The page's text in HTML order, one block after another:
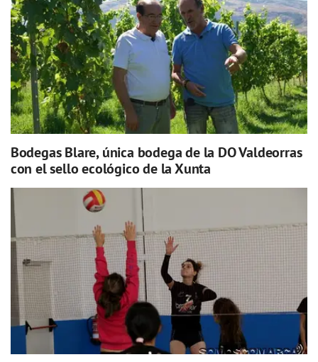
Bodegas Blare, única bodega de la DO Valdeorras
con el sello ecológico de la Xunta